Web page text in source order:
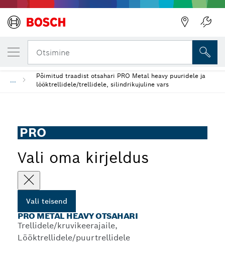
Otsimine
...
Põimitud traadist otsahari PRO Metal heavy puuridele ja
lööktrellidele/trellidele, silindrikujuline vars
PRO
Vali oma kirjeldus
Vali teisend
PRO METAL HEAVY OTSAHARI
Trellidele/kruvikeerajaile,
Lööktrellidele/puurtrellidele
SINU VALITUD TEISEND
PRO Metal heavy otsahari